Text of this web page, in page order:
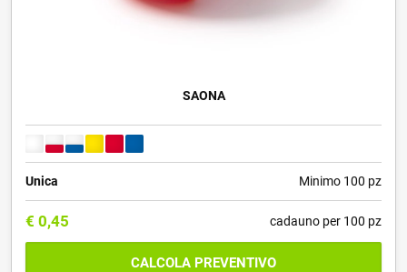
SAONA
Unica Minimo 100 pz
€ 0,45 cadauno per 100 pz
CALCOLA PREVENTIVO